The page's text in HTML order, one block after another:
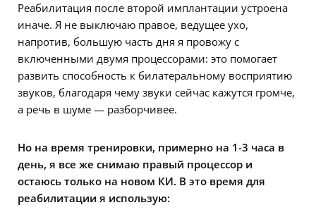
Реабилитация после второй имплантации устроена
иначе. Я не выключаю правое, ведущее ухо,
напротив, большую часть дня я провожу с
включенными двумя процессорами: это помогает
развить способность к билатеральному восприятию
звуков, благодаря чему звуки сейчас кажутся громче,
а речь в шуме — разборчивее.
Но на время тренировки, примерно на 1-3 часа в
день, я все же снимаю правый процессор и
остаюсь только на новом КИ. В это время для
реабилитации я использую: